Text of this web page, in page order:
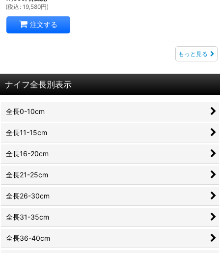
(税込 : 19,580円)
注文する
もっと見る
ナイフ全長別表示
全長0-10cm
全長11-15cm
全長16-20cm
全長21-25cm
全長26-30cm
全長31-35cm
全長36-40cm